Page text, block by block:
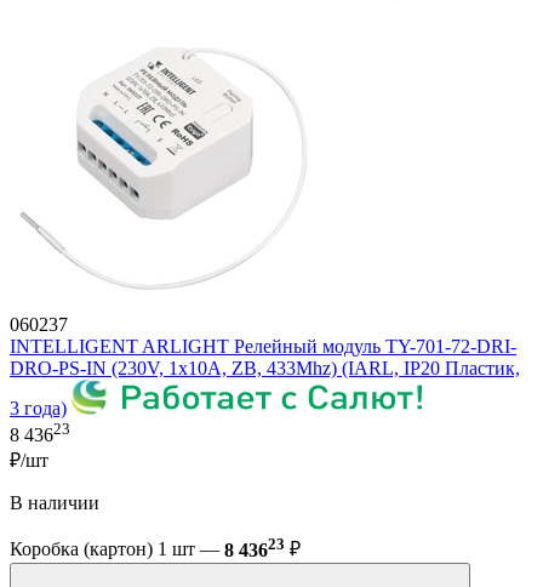
060237
INTELLIGENT ARLIGHT Релейный модуль TY-701-72-DRI-
DRO-PS-IN (230V, 1x10A, ZB, 433Mhz) (IARL, IP20 Пластик,
3 года)
8 43623
₽/шт
В наличии
Коробка (картон) 1 шт — 8 43623 ₽